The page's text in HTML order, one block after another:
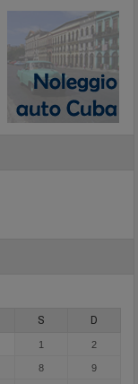
S D
1 2
8 9